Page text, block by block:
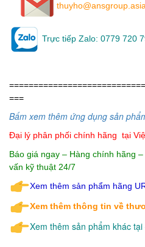
thuyho@ansgroup.asia
Trực tiếp Zalo: 0779 720
===
Bấm xem thêm ứng dụng sản
Đại lý phân phối chính hãng tại
Báo giá ngay – Hàng chính hãng
vấn kỹ thuật 24/7
Xem thêm sản phẩm hãng
Xem thêm thông tin về
Xem thêm sản phẩm khác tại